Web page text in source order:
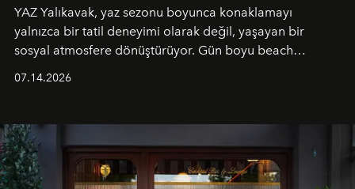
YAZ Yalıkavak, yaz sezonu boyunca konaklamayı
yalnızca bir tatil deneyimi olarak değil, yaşayan bir
sosyal atmosfere dönüştürüyor. Gün boyu beach
tematik gastronomi geceleri misafirlerle buluşuyor.
Paylaşıma, lezzete ve müziğe odaklanan bu özel
akşamlar, YAZ’ın sade lüks anlayışını gün batımından
geceye taşıyarak her hafta farklı bir deneyim sunuyor.
07.14.2026